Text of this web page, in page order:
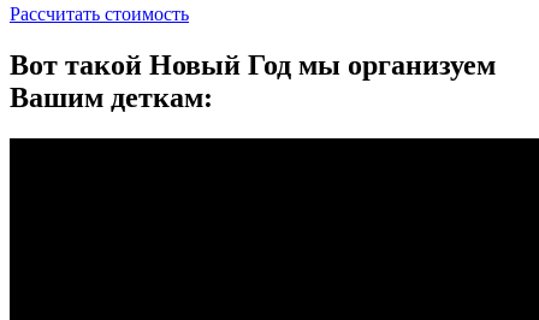
Рассчитать стоимость
Вот такой Новый Год мы организуем
Вашим деткам: